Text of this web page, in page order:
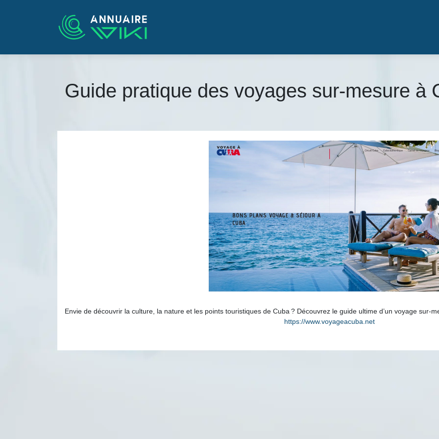
Guide pratique des voyages sur-mesure à
Envie de découvrir la culture, la nature et les points touristiques de Cuba ? Découvrez le guide ultime d’un voyage sur-
https://www.voyageacuba.net